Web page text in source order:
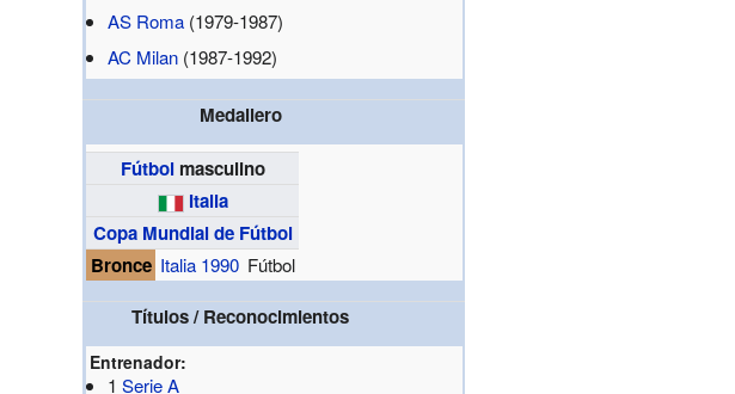
AS Roma (1979-1987)
AC Milan (1987-1992)
Medallero
Fútbolmasculino
Italia
Copa Mundial de Fútbol
Bronce Italia 1990 Fútbol
Títulos / Reconocimientos
Entrenador:
1Serie A